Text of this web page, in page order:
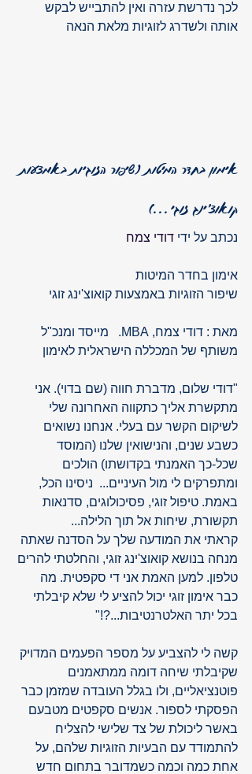
לכך נדרשת עזרה ואין להתבייש לבקש
אותה ולשדרג לזוגיות מלאת הנאה
אימון בחדר המיטות (שיפור הזוגיות באמצעות
קואוצ'ינג זוגי...)
נכתב על ידי דודי צמח
אימון בחדר המיטות
שיפור הזוגיות באמצעות קואוצ'ינג זוגי
מאת : דודי צמח, MBA.   מייסד ומנכ"ל
משותף של המכללה הישראלית לאימון
"דודי שלום, מדברת חווה (שם בדוי). אני
מתקשרת אליך כתקווה האחרונה שלי
לשיקום הקשר עם בעלי. אנחנו נשואים
כשבע שנים, והנישואין שלנו (המוסד
שכל-כך האמנתי בקדושתו) הולכים
ומתפרקים לי מול העיניים...  ניסינו הכל,
באמת. טיפול זוגי, פסיכולוגים, סדנאות
תקשורת, שיחות אל תוך הלילה...
קראתי את המודעה שלך על הסדנה שאתה
מנחה בנושא קואוצ'ינג זוגי, והחלטתי להרים
טלפון. למען האמת אני די סקפטית. מה
כבר אימון זוגי יכול להציע לי שלא קיבלתי
בכל יתר האלטרנטיבות...?!"
קשה לי להצביע על מספר הפעמים המדויק
שקיבלתי שיחה דומה ממתאמנים
פוטנציאליים, ולו בגלל העובדה שמזמן כבר
הפסקתי לספור. אנשים סקפטים מטבעם
באשר ליכולת של צד שלישי להצליח
להתמודד עם הבעיות הזוגיות שלהם, על
אחת כמה וכמה כשמדובר בתחום חדש